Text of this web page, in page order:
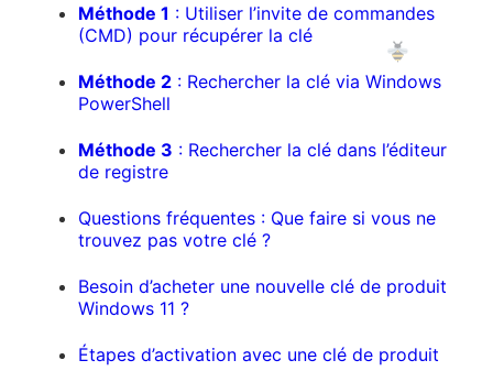
Méthode 1 : Utiliser l’invite de commandes
(CMD) pour récupérer la clé
Méthode 2 : Rechercher la clé via Windows
PowerShell
Méthode 3 : Rechercher la clé dans l’éditeur
de registre
Questions fréquentes : Que faire si vous ne
trouvez pas votre clé ?
Besoin d’acheter une nouvelle clé de produit
Windows 11 ?
Étapes d’activation avec une clé de produit